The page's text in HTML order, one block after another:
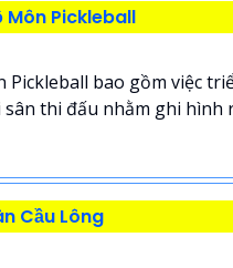
Pickleball
Pickleball bao gồm việc
thi đấu nhằm ghi hình
Cầu Lông